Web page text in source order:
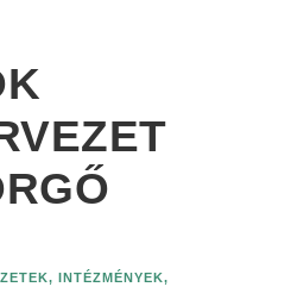
, INTÉZMÉNYEK,